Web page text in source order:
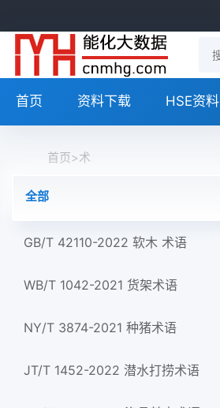
首页 资料下载 HSE资料
首页>术
全部
GB/T 42110-2022 软木 术语
WB/T 1042-2021 货架术语
NY/T 3874-2021 种猪术语
JT/T 1452-2022 潜水打捞术语